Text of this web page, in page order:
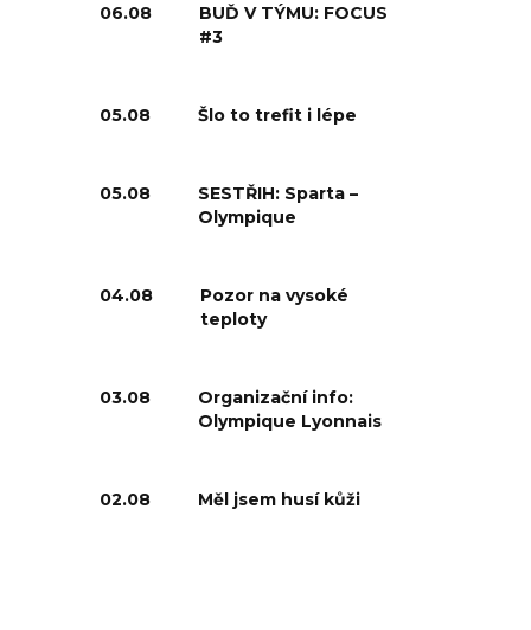
06.08
BUĎ V TÝMU: FOCUS
#3
05.08 Šlo to trefit i lépe
05.08
SESTŘIH: Sparta –
Olympique
04.08
Pozor na vysoké
teploty
03.08
Organizační info:
Olympique Lyonnais
02.08 Měl jsem husí kůži